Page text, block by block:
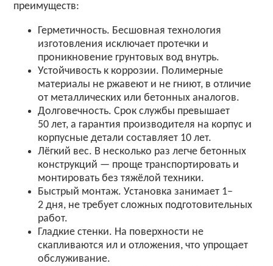
преимуществ:
Герметичность. Бесшовная технология
изготовления исключает протечки и
проникновение грунтовых вод внутрь.
Устойчивость к коррозии. Полимерные
материалы не ржавеют и не гниют, в отличие
от металлических или бетонных аналогов.
Долговечность. Срок службы превышает
50 лет, а гарантия производителя на корпус и
корпусные детали составляет 10 лет.
Лёгкий вес. В несколько раз легче бетонных
конструкций — проще транспортировать и
монтировать без тяжёлой техники.
Быстрый монтаж. Установка занимает 1–
2 дня, не требует сложных подготовительных
работ.
Гладкие стенки. На поверхности не
скапливаются ил и отложения, что упрощает
обслуживание.